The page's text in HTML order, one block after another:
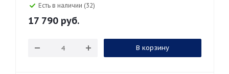
Есть в наличии (32)
17 790 руб.
В корзину